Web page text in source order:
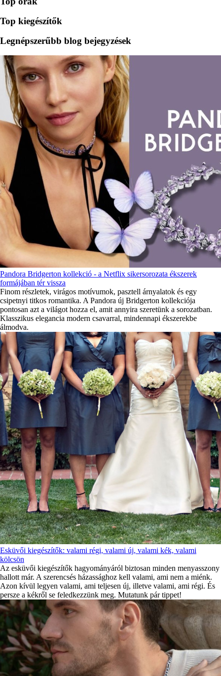
Top kiegészítők
Legnépszerűbb blog bejegyzések
Pandora Bridgerton kollekció - a Netflix sikersorozata ékszerek
formájában tér vissza
Finom részletek, virágos motívumok, pasztell árnyalatok és egy
csipetnyi titkos romantika. A Pandora új Bridgerton kollekciója
pontosan azt a világot hozza el, amit annyira szeretünk a sorozatban.
Klasszikus elegancia modern csavarral, mindennapi ékszerekbe
álmodva.
Esküvői kiegészítők: valami régi, valami új, valami kék, valami
kölcsön
Az esküvői kiegészítők hagyományáról biztosan minden menyasszony
hallott már. A szerencsés házassághoz kell valami, ami nem a miénk.
Azon kívül legyen valami, ami teljesen új, illetve valami, ami régi. És
persze a kékről se feledkezzünk meg. Mutatunk pár tippet!